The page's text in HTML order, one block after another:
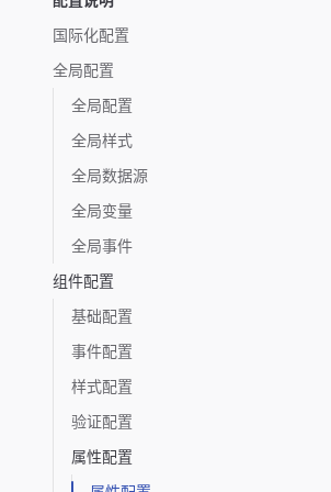
国际化配置
全局配置
全局配置
全局样式
全局数据源
全局变量
全局事件
组件配置
基础配置
事件配置
样式配置
验证配置
属性配置